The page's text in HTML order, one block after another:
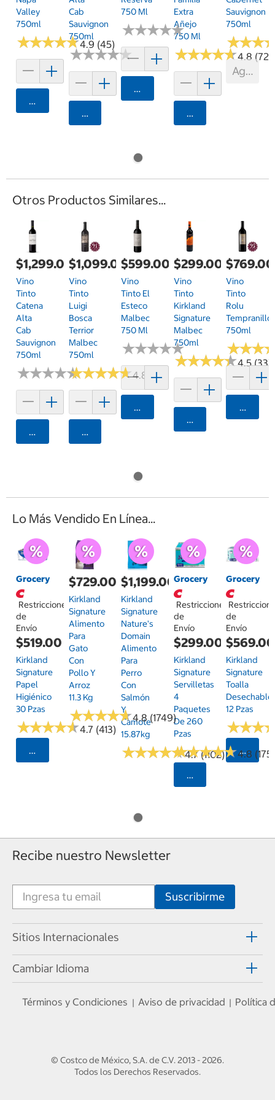
Valley
750ml
★★★★★
★★★★★4.9 (45)
Agregar
Cab
Sauvignon
750ml
★★★★★
★★★★★
Agregar
750 Ml
★★★★★
★★★★★
Agregar
Extra
Añejo
750 Ml
★★★★★
★★★★★4.8 (72)
Agregar
Sauvignon
750ml
★★★
★★★
Otros Productos Similares...
$1,299.00
Vino
Tinto
Catena
Alta
Cab
Sauvignon
750ml
★★★★★
★★★★★
Agregar
$1,099.00
Vino
Tinto
Luigi
Bosca
Terrior
Malbec
750ml
★★★★★
★★★★★4.8 (5)
Agregar
$599.00
Vino
Tinto El
Esteco
Malbec
750 Ml
★★★★★
★★★★★
Agregar
$299.00
Vino
Tinto
Kirkland
Signature
Malbec
750ml
★★★★★
★★★★★4.5 (33)
Agregar
$769.00
Vino
Tinto
Rolu
Tempranillo
750ml
★★★
★★★
Lo Más Vendido En Línea...
Grocery
Restricciones
de
Envío
$519.00
Kirkland
Signature
Papel
Higiénico
30 Pzas
★★★★★
★★★★★4.7 (413)
Seleccionar Código Postal
$729.00
Kirkland
Signature
Alimento
Para
Gato
Con
Pollo Y
Arroz
11.3 Kg
★★★★★
★★★★★4.8 (1749)
$1,199.00
Kirkland
Signature
Nature's
Domain
Alimento
Para
Perro
Con
Salmón
Y
Camote
15.87kg
★★★★★
★★★★★4.7 (1102)
Grocery
Restricciones
de
Envío
$299.00
Kirkland
Signature
Servilletas
4
Paquetes
De 260
Pzas
★★★★★
★★★★★4.8 (175)
Seleccionar
Grocery
de
Envío
$569.00
Kirkland
Signature
Toalla
Desechable
12 Pzas
★★★
★★★
Recibe nuestro Newsletter
Sitios Internacionales
Cambiar Idioma
Términos y Condiciones | Aviso de privacidad | Política
© Costco de México, S.A. de C.V.2013 - 2026.
Todos los Derechos Reservados.